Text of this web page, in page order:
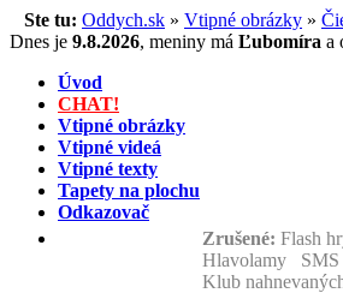
Ste tu: Oddych.sk » Vtipné obrázky »
Dnes je 9.8.2026, meniny má Ľubomíra a
Úvod
CHAT!
Vtipné obrázky
Vtipné videá
Vtipné texty
Tapety na plochu
Odkazovač
Zrušené: Flash
Hlavolamy SMS
Klub